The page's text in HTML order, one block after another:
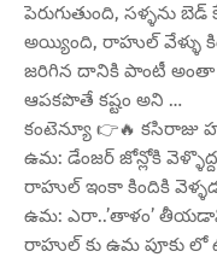
పెరుగుతుంది, సళ్ళను
అయ్యింది, రాహుల్ వేళ్ళు
జరిగిన దానికి పాంటీ
ఆపకపొతే కష్టం అని …
కంటెన్యూ 👉🔥 కసిరాజు
ఉమ: డేంజర్ జోన్లోకి
రాహుల్ ఇంకా కిందికి
ఉమ: ఎరా..’తాళం’
రాహుల్ కు ఉమ పూకు